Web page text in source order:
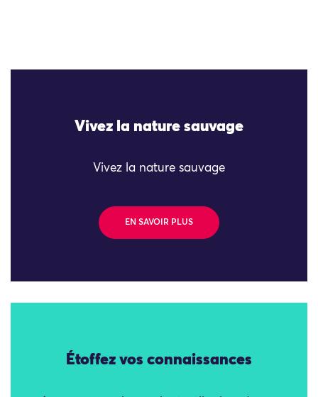
Vivez la nature sauvage
Vivez la nature sauvage
EN SAVOIR PLUS
Étoffez vos connaissances